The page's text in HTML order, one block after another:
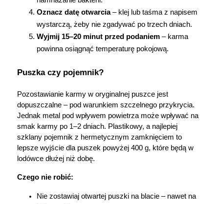
Oznacz datę otwarcia – klej lub taśma z napisem
wystarczą, żeby nie zgadywać po trzech dniach.
Wyjmij 15–20 minut przed podaniem – karma
powinna osiągnąć temperaturę pokojową.
Puszka czy pojemnik?
Pozostawianie karmy w oryginalnej puszce jest
dopuszczalne – pod warunkiem szczelnego przykrycia.
Jednak metal pod wpływem powietrza może wpływać na
smak karmy po 1–2 dniach. Plastikowy, a najlepiej
szklany pojemnik z hermetycznym zamknięciem to
lepsze wyjście dla puszek powyżej 400 g, które będą w
lodówce dłużej niż dobę.
Czego nie robić:
Nie zostawiaj otwartej puszki na blacie – nawet na